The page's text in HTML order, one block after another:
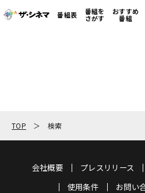
番組表 番組を
さがす
おすすめ
番組
TOP 検索
会社概要 プレスリリース
使用条件
お問い